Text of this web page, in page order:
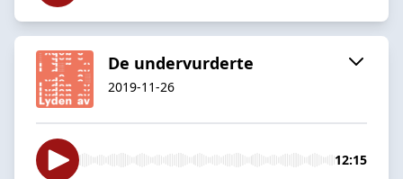
De undervurderte
2019-11-26
12:15